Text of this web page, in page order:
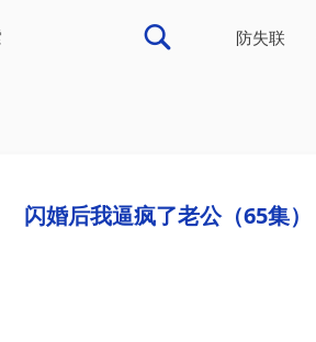
防失联
闪婚后我逼疯了老公（65集）